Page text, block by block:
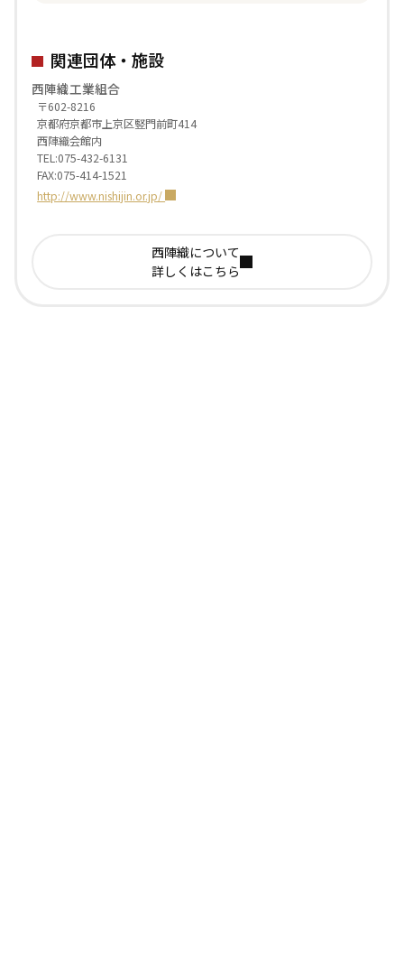
関連団体・施設
西陣織工業組合
〒602-8216
京都府京都市上京区竪門前町414
西陣織会館内
TEL:075-432-6131
FAX:075-414-1521
http://www.nishijin.or.jp/
西陣織について
詳しくはこちら